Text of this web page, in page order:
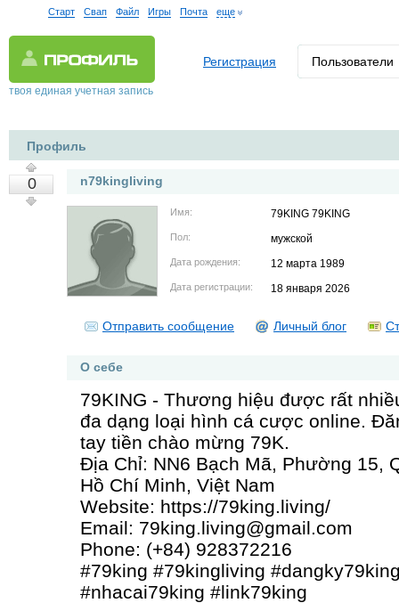
Старт Свап Файл Игры Почта еще
твоя единая учетная запись
Регистрация Пользователи
Профиль
0 n79kingliving
Имя: 79KING 79KING
Пол: мужской
Дата рождения: 12 марта 1989
Дата регистрации: 18 января 2026
Отправить сообщение Личный блог
О себе
79KING - Thương hiệu được rất
đa dạng loại hình cá cược online.
tay tiền chào mừng 79K.
Địa Chỉ: NN6 Bạch Mã, Phường 15,
Hồ Chí Minh, Việt Nam
Website: https://79king.living/
Email: 79king.living@gmail.com
Phone: (+84) 928372216
#79king #79kingliving
#nhacai79king #link79king